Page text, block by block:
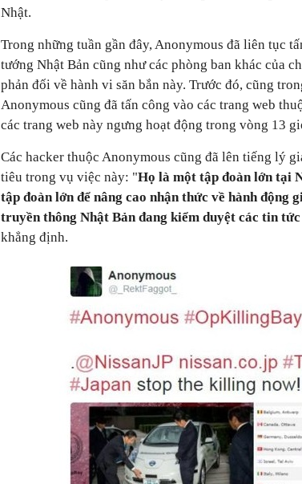
Nhật.
Trong những tuần gần đây, Anonymous đã liên tục
tướng Nhật Bản cũng như các phòng ban khác của
phản đối về hành vi săn bắn này. Trước đó, cũng
Anonymous cũng đã tấn công vào các trang web
các trang web này ngưng hoạt động trong vòng 13
Các hacker thuộc Anonymous cũng đã lên tiếng lý
tiêu trong vụ việc này: "Họ là một tập đoàn lớn tại
tập đoàn lớn để nâng cao nhận thức về hành động
truyền thông Nhật Bản đang kiểm duyệt các tin
khẳng định.